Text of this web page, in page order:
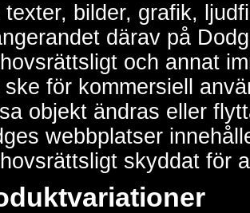
texter, bilder, grafik,
därav på
och annat
ske för kommersiell
objekt ändras eller
webbplatser
skyddat för